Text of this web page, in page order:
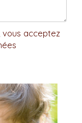
vous acceptez